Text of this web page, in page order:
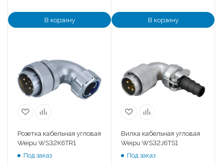
В корзину В корзину
Розетка кабельная угловая
Weipu WS32K6TR1
Под заказ
Вилка кабельная угловая
Weipu WS32J6TS1
Под заказ